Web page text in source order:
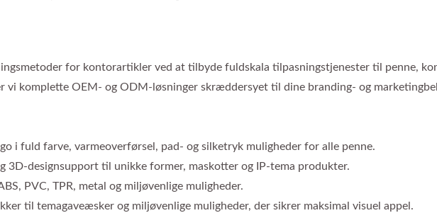
for kontorartikler ved at tilbyde fuldskala tilpasningstjenester til penne,
vi komplette OEM- og ODM-løsninger skræddersyet til dine branding- og
i fuld farve, varmeoverførsel, pad- og silketryk muligheder for alle penne.
3D-designsupport til unikke former, maskotter og IP-tema produkter.
PVC, TPR, metal og miljøvenlige muligheder.
til temagaveæsker og miljøvenlige muligheder, der sikrer maksimal visuel appel.